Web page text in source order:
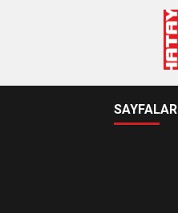
SAYFALAR